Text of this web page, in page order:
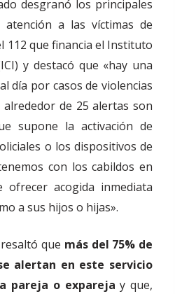
desgranó los principales
a las víctimas de
112 que financia el Instituto
y destacó que «hay una
día por casos de violencias
alrededor de 25 alertas son
supone la activación de
o los dispositivos de
con los cabildos en
acogida inmediata
a sus hijos o hijas».
que más del 75% de
alertan en este servicio
pareja o expareja y que,